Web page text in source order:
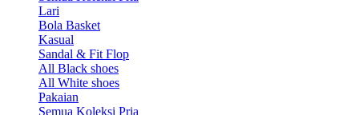
Lari
Bola Basket
Kasual
Sandal & Fit Flop
All Black shoes
All White shoes
Pakaian
Semua Koleksi Pria